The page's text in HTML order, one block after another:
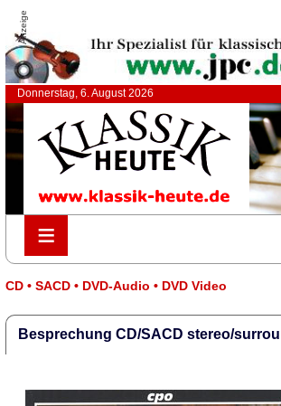
Anzeige
Donnerstag, 6. August 2026
≡
≡
CD • SACD • DVD-Audio • DVD Video
Besprechung CD/SACD stereo/